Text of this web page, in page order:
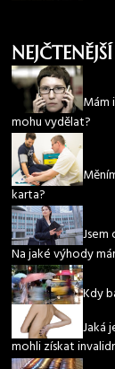
Mám
mohu vydělat?
karta?
Na jaké výhody
Kdy
Jaká
mohli získat